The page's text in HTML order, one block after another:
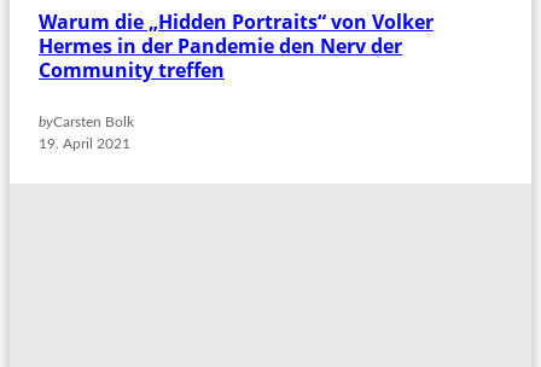
Warum die „Hidden Portraits“ von Volker
Hermes in der Pandemie den Nerv der
Community treffen
byCarsten Bolk
19. April 2021